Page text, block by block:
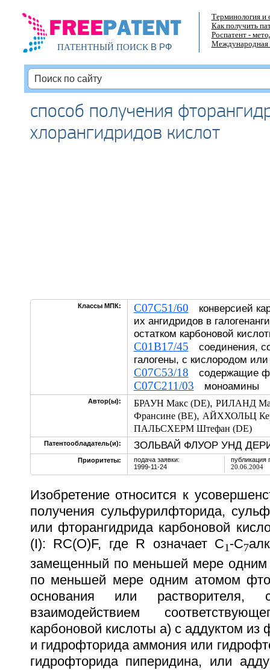
ПАТЕНТНЫЙ ПОИСКВ РФ
Терминология и
Как получить
Роспатент -
Международная
способ получения
хлорангидридов кислот
Классы МПК: C07C51/60 конверсией
их ангидридов в
остатком карбоновой
C01B17/45 соединения,
галогены, с кислородом
C07C53/18 содержащие
C07C211/03 моноамины
Автор(ы): БРАУН Макс (DE), РИЛАНД
Франсине (BE), АЙХХОЛЬЦ
ПАЛЬСХЕРМ Штефан (DE)
Патентообладатель(и): ЗОЛЬВАЙ ФЛУОР УНД
Приоритеты:
подача заявки:
1999-11-24
публикация
20.06.2004
Изобретение относится к
получения сульфурилфторида,
или фторангидрида карбоновой
(I): RC(O)F, где R означает С1-С7
замещенный по меньшей мере одним
по меньшей мере одним атомом
основания или растворителя,
взаимодействием
карбоновой кислоты а) с аддуктом из
и гидрофторида аммония или
гидрофторида пиперидина, или